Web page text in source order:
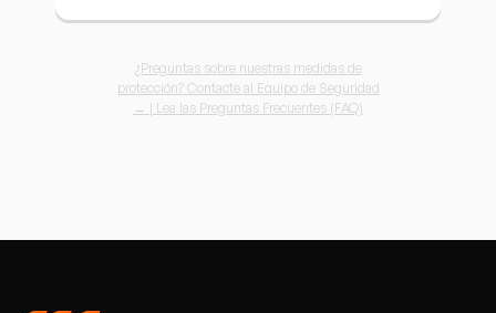
¿Preguntas sobre nuestras medidas de
protección? Contacte al Equipo de Seguridad
→ | Lea las Preguntas Frecuentes (FAQ)